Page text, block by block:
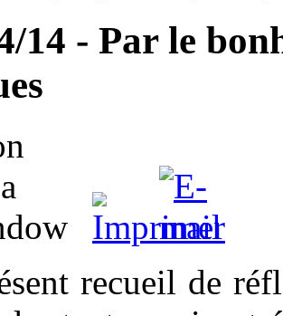
14 - Par le
recueil de